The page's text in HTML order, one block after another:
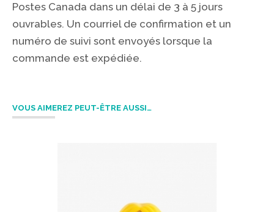
Postes Canada dans un délai de 3 à 5 jours
ouvrables. Un courriel de confirmation et un
numéro de suivi sont envoyés lorsque la
commande est expédiée.
VOUS AIMEREZ PEUT-ÊTRE AUSSI…